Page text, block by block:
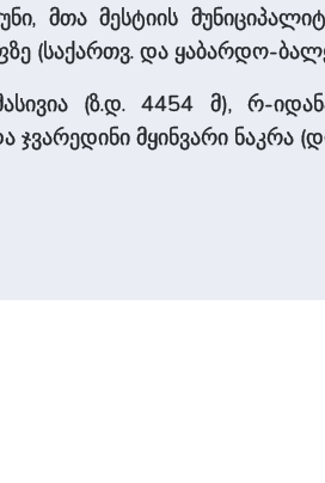
მთა მესტიის
(საქართვ. და ყაბარდო-
(ზ.დ. 4454 მ), რ-
მყინვარი ნაკრა